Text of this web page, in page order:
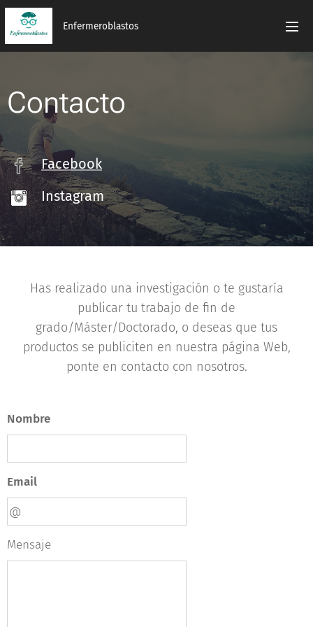
Enfermeroblastos
Contacto
Facebook
Instagram
Has realizado una investigación o te gustaría
publicar tu trabajo de fin de
grado/Máster/Doctorado, o deseas que tus
productos se publiciten en nuestra página Web,
ponte en contacto con nosotros.
Nombre
Email
Mensaje